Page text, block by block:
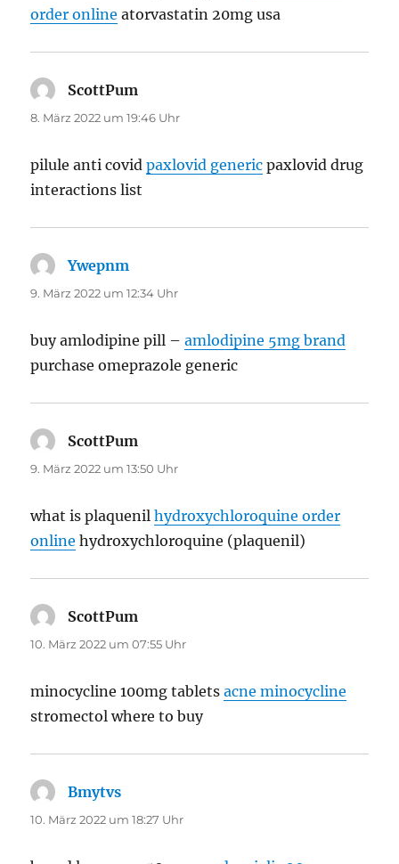
order online atorvastatin 20mg usa
ScottPum
8. März 2022 um 19:46 Uhr
pilule anti covidpaxlovid generic paxlovid drug
interactions list
Ywepnm
9. März 2022 um 12:34 Uhr
buy amlodipine pill –amlodipine 5mg brand
purchase omeprazole generic
ScottPum
9. März 2022 um 13:50 Uhr
what is plaquenilhydroxychloroquine order
online hydroxychloroquine (plaquenil)
ScottPum
10. März 2022 um 07:55 Uhr
minocycline 100mg tabletsacne minocycline
stromectol where to buy
Bmytvs
10. März 2022 um 18:27 Uhr